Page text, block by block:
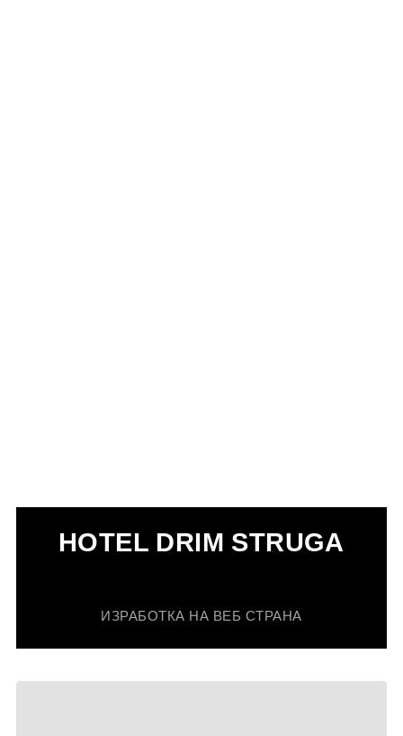
HOTEL DRIM STRUGA
ИЗРАБОТКА НА ВЕБ СТРАНА